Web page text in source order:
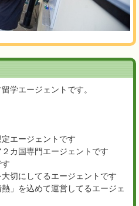
学エージェントです。
エージェントです
カ国専門エージェントです
切にしてるエージェントです
」を込めて運営してるエージェ